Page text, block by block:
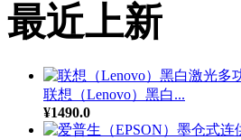
最近上新
联想（Lenovo）黑白...
¥1490.0